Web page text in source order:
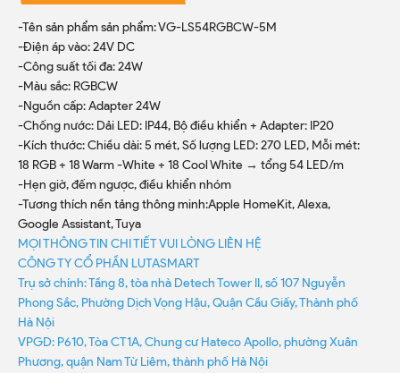
-Tên sản phẩm sản phẩm: VG-LS54RGBCW-5M
-Điện áp vào: 24V DC
-Công suất tối đa: 24W
-Màu sắc: RGBCW
-Nguồn cấp: Adapter 24W
-Chống nước: Dải LED: IP44, Bộ điều khiển + Adapter: IP20
-Kích thước: Chiều dài: 5 mét, Số lượng LED: 270 LED, Mỗi mét:
18 RGB + 18 Warm -White + 18 Cool White → tổng 54 LED/m
-Hẹn giờ, đếm ngược, điều khiển nhóm
-Tương thích nền tảng thông minh:Apple HomeKit, Alexa,
Google Assistant, Tuya
MỌI THÔNG TIN CHI TIẾT VUI LÒNG LIÊN HỆ
CÔNG TY CỔ PHẦN LUTASMART
Trụ sở chính: Tầng 8, tòa nhà Detech Tower II, số 107 Nguyễn
Phong Sắc, Phường Dịch Vọng Hậu, Quận Cầu Giấy, Thành phố
Hà Nội
VPGD: P610, Tòa CT1A, Chung cư Hateco Apollo, phường Xuân
Phương, quận Nam Từ Liêm, thành phố Hà Nội